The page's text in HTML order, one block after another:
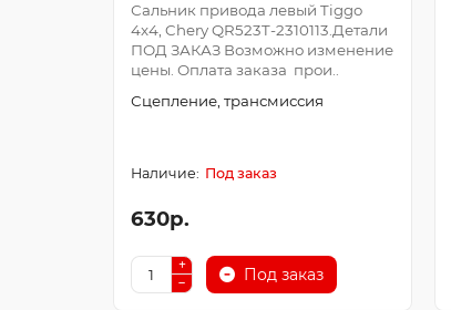
Сальник привода левый Tiggo
4x4, Chery QR523T-2310113.Детали
ПОД ЗАКАЗ Возможно изменение
цены. Оплата заказа прои..
Сцепление, трансмиссия
Под заказ
630р.
Под заказ